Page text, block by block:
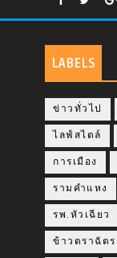
LABELS
ข่าวทั่วไป
ไลฟ์สไตล์
การเมือง
รามคำแหง
รพ.หัวเฉียว
ข้าวตราฉัตร